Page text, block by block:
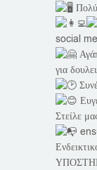
social
για
Στείλε